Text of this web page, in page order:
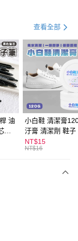
查看全部
油
小白鞋 清潔膏
汙膏 清潔劑 鞋子
漬 白皮鞋 鞋油
NT$15
NT$16